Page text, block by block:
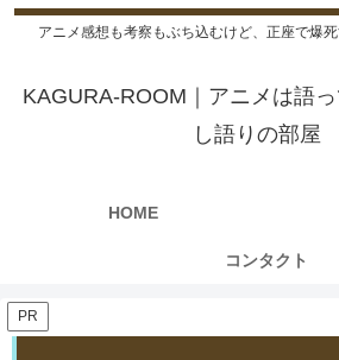
アニメ感想も考察もぶち込むけど、正座で爆
KAGURA-ROOM｜アニメは語
し語りの部屋
HOME
コンタクト
PR